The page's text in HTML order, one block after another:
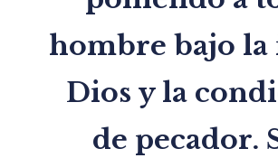
hombre bajo la
Dios y la
de pecador.